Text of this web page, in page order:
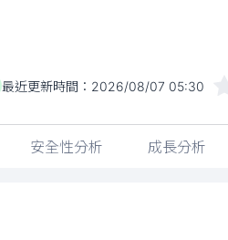
最近更新時間： 2026/08/07 05:30
安全性分析 成長分析